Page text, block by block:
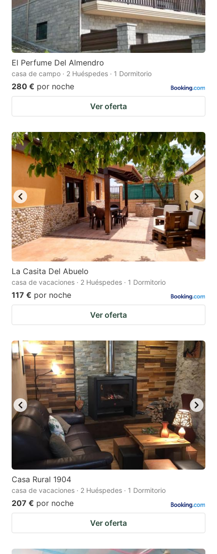
El Perfume Del Almendro
casa de campo · 2 Huéspedes · 1 Dormitorio
280 € por noche
Ver oferta
La Casita Del Abuelo
casa de vacaciones · 2 Huéspedes · 1 Dormitorio
117 € por noche
Ver oferta
Casa Rural 1904
casa de vacaciones · 2 Huéspedes · 1 Dormitorio
207 € por noche
Ver oferta